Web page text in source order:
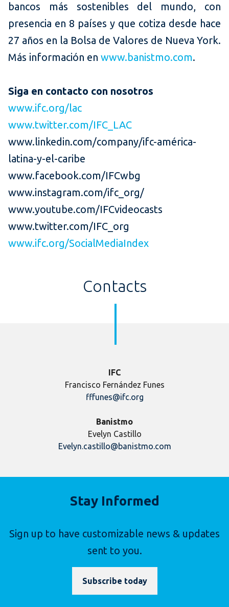
bancos más sostenibles del mundo, con
presencia en 8 países y que cotiza desde hace
27 años en la Bolsa de Valores de Nueva York.
Más información en www.banistmo.com.
Siga en contacto con nosotros
www.ifc.org/lac
www.twitter.com/IFC_LAC
www.linkedin.com/company/ifc-américa-
latina-y-el-caribe
www.facebook.com/IFCwbg
www.instagram.com/ifc_org/
www.youtube.com/IFCvideocasts
www.twitter.com/IFC_org
www.ifc.org/SocialMediaIndex
Contacts
IFC
Francisco Fernández Funes
fffunes@ifc.org
Banistmo
Evelyn Castillo
Evelyn.castillo@banistmo.com
Stay Informed
Sign up to have customizable news & updates
sent to you.
Subscribe today